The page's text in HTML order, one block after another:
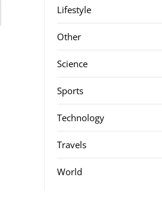
Lifestyle
Other
Science
Sports
Technology
Travels
World